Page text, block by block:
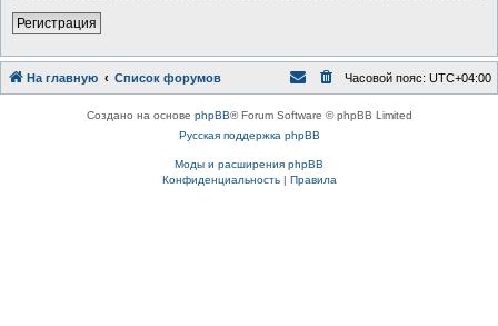
Регистрация
На главную Список форумов Часовой пояс: UTC+04:00
Создано на основе phpBB® Forum Software © phpBB Limited
Русская поддержка phpBB
Моды и расширения phpBB
Конфиденциальность| Правила